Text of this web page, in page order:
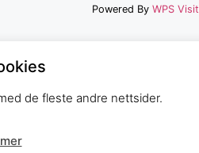
Powered By WPS
de fleste andre nettsider.